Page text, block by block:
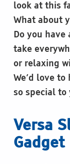
look at this
What about
Do you
take
or relaxing
We’d love
so special to
Versa
Gadget